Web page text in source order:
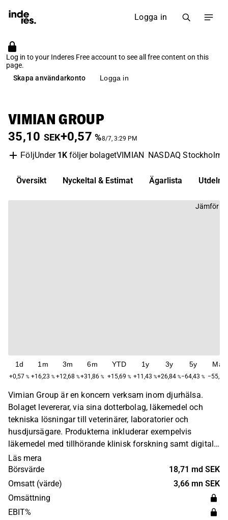
Logga in
Log in to your Inderes Free account to see all free content on this
page.
Skapa användarkonto
Logga in
VIMIAN GROUP
35,10 SEK+0,57 %8/7, 3:29 PM
FöljUnder 1K följer bolagetVIMIAN NASDAQ Stockholm
Översikt Nyckeltal & Estimat Ägarlista
Jämför
1d
+0,57 %
1m
+16,23 %
3m
+12,68 %
6m
+31,86 %
YTD
+15,69 %
1y
+11,43 %
3y
+26,84 %
5y
−64,43 %
Max
−55,19
Vimian Group är en koncern verksam inom djurhälsa.
Bolaget levererar, via sina dotterbolag, läkemedel och
tekniska lösningar till veterinärer, laboratorier och
husdjursägare. Produkterna inkluderar exempelvis
läkemedel med tillhörande klinisk forskning samt digitala
plattformar för veterinärkliniker. Bolaget är verksamma
på en global nivå med huvudkontor i Stockholm.
Läs mera
Börsvärde
18,71 md SEK
Omsatt (värde)
3,66 mn SEK
Omsättning
EBIT%